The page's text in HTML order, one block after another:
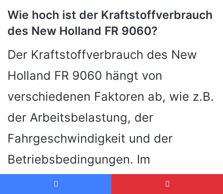
Wie hoch ist der Kraftstoffverbrauch
des New Holland FR 9060?
Der Kraftstoffverbrauch des New
Holland FR 9060 hängt von
verschiedenen Faktoren ab, wie z.B.
der Arbeitsbelastung, der
Fahrgeschwindigkeit und der
Betriebsbedingungen. Im
Durchschnitt beträgt der